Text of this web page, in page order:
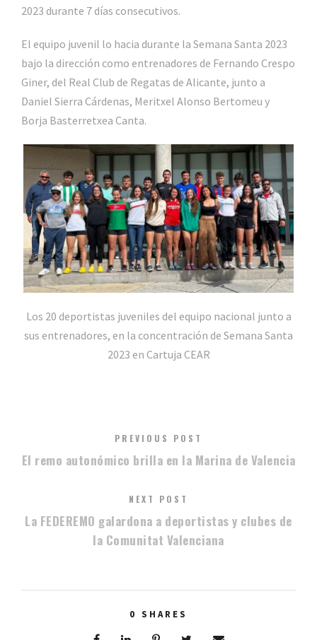
2023 durante 7 días consecutivos.
El equipo juvenil lo hacia durante la Semana Santa 2023
bajo la dirección como entrenadores de Fernando Crespo
Giner, del Real Club de Regatas de Alicante, junto a
Daniel Sierra Cárdenas, Meritxel Alonso Bertomeu y
Borja Basterretxea Canta.
Los 20 deportistas juveniles del equipo nacional junto a
sus entrenadores, en la concentración de Semana Santa
2023 en Cartuja CEAR
PREVIOUS POST
El remo autonómico brilla en la Marina de Valencia
NEXT POST
La FEDEREMO galardona a deportistas y clubes de
la Comunitat Valenciana
0 SHARES